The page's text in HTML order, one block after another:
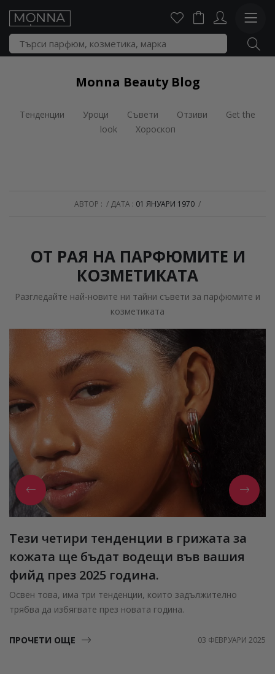
Monna Beauty Blog
Тенденции Уроци Съвети Отзиви
Get the
look
Хороскоп
АВТОР : ДАТА : 01 ЯНУАРИ 1970
ОТ РАЯ НА ПАРФЮМИТЕ И
КОЗМЕТИКАТА
Разгледайте най-новите ни тайни съвети за парфюмите и
козметиката
Тези четири тенденции в грижата за
кожата ще бъдат водещи във вашия
фийд през 2025 година.
Освен това, има три тенденции, които задължително
трябва да избягвате през новата година.
ПРОЧЕТИ ОЩЕ 03 ФЕВРУАРИ 2025